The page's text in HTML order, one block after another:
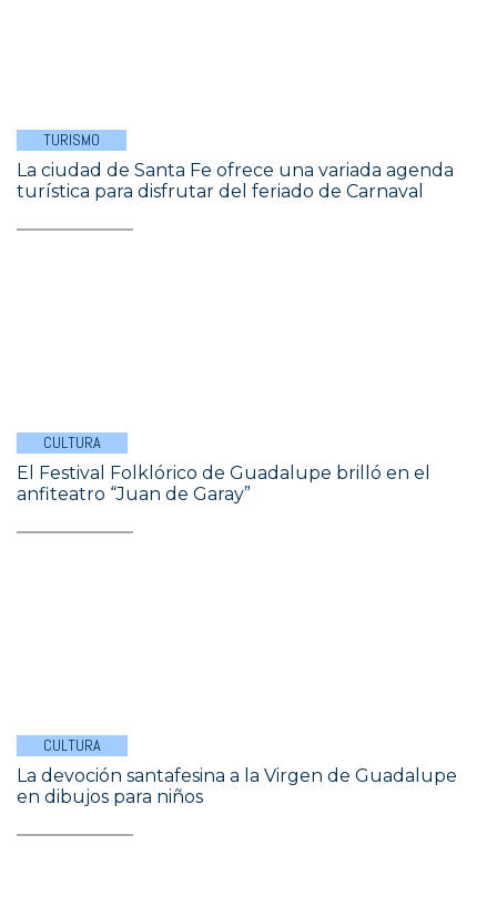
TURISMO
La ciudad de Santa Fe ofrece una variada agenda
turística para disfrutar del feriado de Carnaval
CULTURA
El Festival Folklórico de Guadalupe brilló en el
anfiteatro “Juan de Garay”
CULTURA
La devoción santafesina a la Virgen de Guadalupe
en dibujos para niños